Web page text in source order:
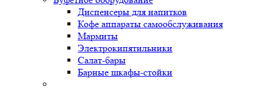
Диспенсеры для напитков
Кофе аппараты самообслуживания
Мармиты
Электрокипятильники
Cалат-бары
Барные шкафы-стойки